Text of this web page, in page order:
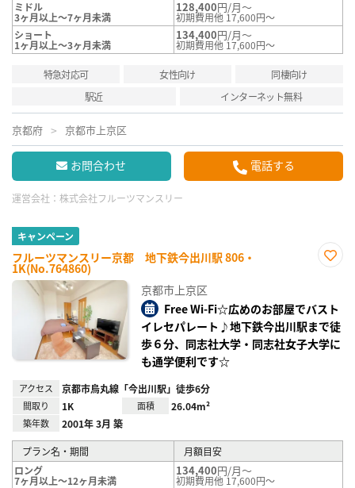
ミドル
3ヶ月以上～7ヶ月未満
128,400円/月～
初期費用他 17,600円～
ショート
1ヶ月以上～3ヶ月未満
134,400円/月～
初期費用他 17,600円～
特急対応可 女性向け
同棲向け
駅近
インターネット無料
京都府 京都市上京区
お問合わせ 電話する
運営会社： 株式会社フルーツマンスリー
キャンペーン
フルーツマンスリー京都 地下鉄今出川駅 806・
1K(No.764860)
録
京都市上京区
Free Wi-Fi☆広めのお部屋でバスト
イレセパレート♪地下鉄今出川駅まで徒
歩６分、同志社大学・同志社女子大学に
も通学便利です☆
アクセス 京都市烏丸線「今出川駅」徒歩6分
間取り 1K 面積 26.04m²
築年数 2001年 3月 築
プラン名・期間
月額目安
ロング
7ヶ月以上～12ヶ月未満
134,400円/月～
初期費用他 17,600円～